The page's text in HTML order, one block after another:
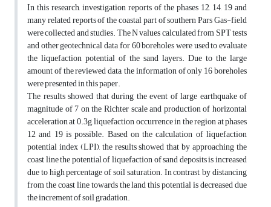
In this research, investigation reports of the phases 12, 14, 19 and
many related reports of the coastal part of southern Pars Gas-field
were collected and studies. The N values calculated from SPT tests
and other geotechnical data for 60 boreholes were used to evaluate
the liquefaction potential of the sand layers. Due to the large
amount of the reviewed data, the information of only 16 boreholes
were presented in this paper.
The results showed that during the event of large earthquake of
magnitude of 7 on the Richter scale and production of horizontal
acceleration at 0.3g, liquefaction occurrence in the region at phases
12 and 19 is possible. Based on the calculation of liquefaction
potential index (LPI), the results showed that by approaching the
coast line the potential of liquefaction of sand deposits is increased
due to high percentage of soil saturation. In contrast, by distancing
from the coast line towards the land this potential is decreased due
the increment of soil gradation.